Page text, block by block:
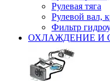
Рулевая тяга
Рулевой вал,
Фильтр
ОХЛАЖДЕНИЕ И